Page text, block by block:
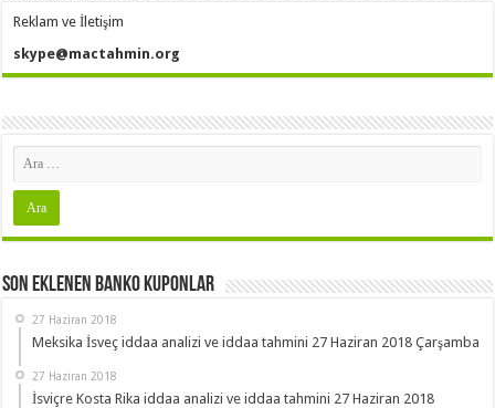
Reklam ve İletişim
skype@mactahmin.org
Son Eklenen Banko Kuponlar
27 Haziran 2018
Meksika İsveç iddaa analizi ve iddaa tahmini 27 Haziran 2018 Çarşamba
27 Haziran 2018
İsviçre Kosta Rika iddaa analizi ve iddaa tahmini 27 Haziran 2018